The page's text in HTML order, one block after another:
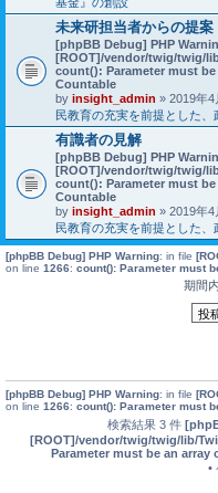
未来研担当者からの提案
[phpBB Debug] PHP
[ROOT]/vendor/twig/twig/
count(): Parameter must
Countable
by insight_admin » 2019年4
民教育の充実を前提とした
有識者の見解
[phpBB Debug] PHP
[ROOT]/vendor/twig/twig/
count(): Parameter must
Countable
by insight_admin » 2019年4
民教育の充実を前提とした
[phpBB Debug] PHP Warning: in file
on line 1266: count(): Parameter must
期間
[phpBB Debug] PHP Warning: in file
on line 1266: count(): Parameter must
検索結果 3 件
[ROOT]/vendor/twig/twig/lib/
Parameter must be an
•